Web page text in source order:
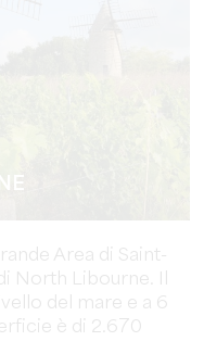
Area di Saint-
North Libourne. Il
del mare e a 6
è di 2.670